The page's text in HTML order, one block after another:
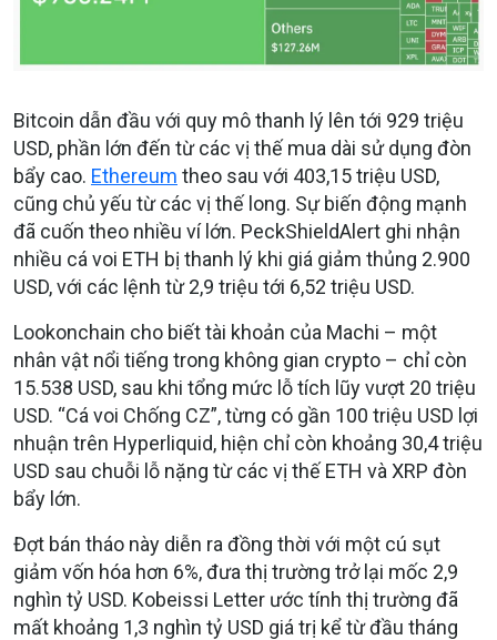
Bitcoin dẫn đầu với quy mô thanh lý lên tới 929 triệu
USD, phần lớn đến từ các vị thế mua dài sử dụng đòn
bẩy cao. Ethereum theo sau với 403,15 triệu USD,
cũng chủ yếu từ các vị thế long. Sự biến động mạnh
đã cuốn theo nhiều ví lớn. PeckShieldAlert ghi nhận
nhiều cá voi ETH bị thanh lý khi giá giảm thủng 2.900
USD, với các lệnh từ 2,9 triệu tới 6,52 triệu USD.
Lookonchain cho biết tài khoản của Machi – một
nhân vật nổi tiếng trong không gian crypto – chỉ còn
15.538 USD, sau khi tổng mức lỗ tích lũy vượt 20 triệu
USD. “Cá voi Chống CZ”, từng có gần 100 triệu USD lợi
nhuận trên Hyperliquid, hiện chỉ còn khoảng 30,4 triệu
USD sau chuỗi lỗ nặng từ các vị thế ETH và XRP đòn
bẩy lớn.
Đợt bán tháo này diễn ra đồng thời với một cú sụt
giảm vốn hóa hơn 6%, đưa thị trường trở lại mốc 2,9
nghìn tỷ USD. Kobeissi Letter ước tính thị trường đã
mất khoảng 1,3 nghìn tỷ USD giá trị kể từ đầu tháng